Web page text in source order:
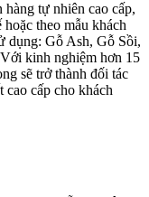
hàng tự nhiên cao cấp,
theo mẫu khách
dụng: Gỗ Ash, Gỗ Sồi,
kinh nghiệm hơn 15
sẽ trở thành đối tác
cao cấp cho khách